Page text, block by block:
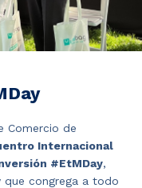
Comercio de
Internacional
#EtMDay,
que congrega a todo